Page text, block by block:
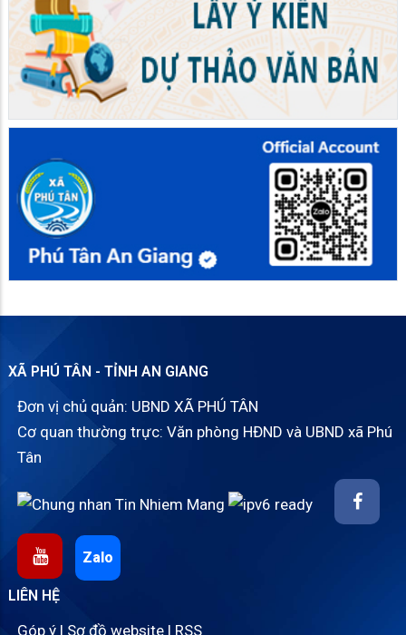
XÃ PHÚ TÂN - TỈNH AN GIANG
Đơn vị chủ quản: UBND XÃ PHÚ TÂN
Cơ quan thường trực: Văn phòng HĐND và UBND xã Phú
Tân
Zalo
LIÊN HỆ
Góp ý | Sơ đồ website | RSS